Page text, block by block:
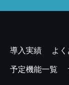
2022年7月 [1]
2022年4月 [1]
導入実績 よ
予定機能一覧